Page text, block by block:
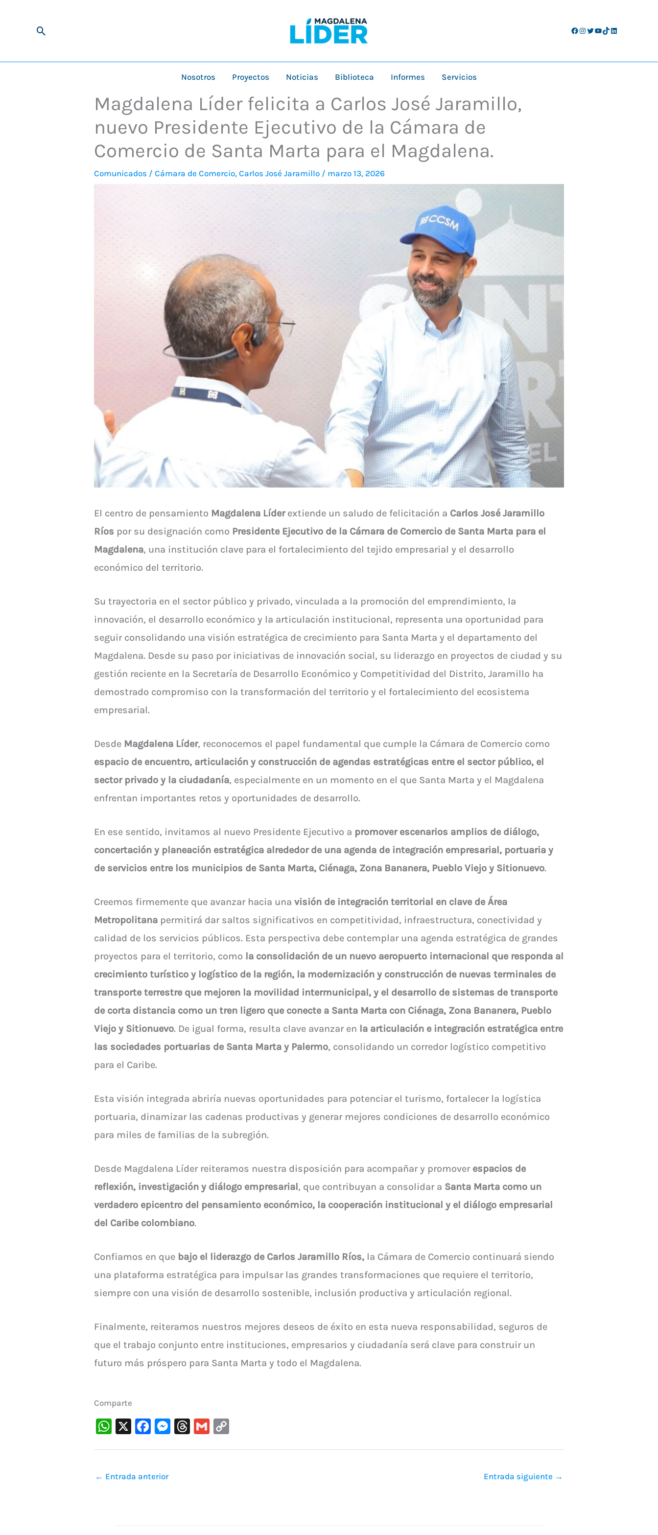
Buscar Facebook
Instagram
Twitter
YouTube
TikTok
LinkedIn
Nosotros Proyectos Noticias Biblioteca Informes Servicios
Magdalena Líder felicita a Carlos José Jaramillo,
nuevo Presidente Ejecutivo de la Cámara de
Comercio de Santa Marta para el Magdalena.
Comunicados / Cámara de Comercio, Carlos José Jaramillo / marzo 13, 2026
El centro de pensamiento Magdalena Líderextiende un saludo de felicitación a Carlos José Jaramillo
Ríos por su designación como Presidente Ejecutivo de la Cámara de Comercio de Santa Marta para el
Magdalena, una institución clave para el fortalecimiento del tejido empresarial y el desarrollo
económico del territorio.
Su trayectoria en el sector público y privado, vinculada a la promoción del emprendimiento, la
innovación, el desarrollo económico y la articulación institucional, representa una oportunidad para
seguir consolidando una visión estratégica de crecimiento para Santa Marta y el departamento del
Magdalena. Desde su paso por iniciativas de innovación social, su liderazgo en proyectos de ciudad y su
gestión reciente en la Secretaría de Desarrollo Económico y Competitividad del Distrito, Jaramillo ha
demostrado compromiso con la transformación del territorio y el fortalecimiento del ecosistema
empresarial.
Desde Magdalena Líder, reconocemos el papel fundamental que cumple la Cámara de Comercio como
espacio de encuentro, articulación y construcción de agendas estratégicas entre el sector público, el
sector privado y la ciudadanía, especialmente en un momento en el que Santa Marta y el Magdalena
enfrentan importantes retos y oportunidades de desarrollo.
En ese sentido, invitamos al nuevo Presidente Ejecutivo a promover escenarios amplios de diálogo,
concertación y planeación estratégica alrededor de una agenda de integración empresarial, portuaria y
de servicios entre los municipios de Santa Marta, Ciénaga, Zona Bananera, Pueblo Viejo y Sitionuevo.
Creemos firmemente que avanzar hacia una visión de integración territorial en clave de Área
Metropolitana permitirá dar saltos significativos en competitividad, infraestructura, conectividad y
calidad de los servicios públicos. Esta perspectiva debe contemplar una agenda estratégica de grandes
proyectos para el territorio, como la consolidación de un nuevo aeropuerto internacional que responda al
crecimiento turístico y logístico de la región, la modernización y construcción de nuevas terminales de
transporte terrestre que mejoren la movilidad intermunicipal, y el desarrollo de sistemas de transporte
de corta distancia como un tren ligero que conecte a Santa Marta con Ciénaga, Zona Bananera, Pueblo
Viejo y Sitionuevo. De igual forma, resulta clave avanzar en la articulación e integración estratégica entre
las sociedades portuarias de Santa Marta y Palermo, consolidando un corredor logístico competitivo
para el Caribe.
Esta visión integrada abriría nuevas oportunidades para potenciar el turismo, fortalecer la logística
portuaria, dinamizar las cadenas productivas y generar mejores condiciones de desarrollo económico
para miles de familias de la subregión.
Desde Magdalena Líder reiteramos nuestra disposición para acompañar y promover espacios de
reflexión, investigación y diálogo empresarial, que contribuyan a consolidar a Santa Marta como un
verdadero epicentro del pensamiento económico, la cooperación institucional y el diálogo empresarial
del Caribe colombiano.
Confiamos en que bajo el liderazgo de Carlos Jaramillo Ríos, la Cámara de Comercio continuará siendo
una plataforma estratégica para impulsar las grandes transformaciones que requiere el territorio,
siempre con una visión de desarrollo sostenible, inclusión productiva y articulación regional.
Finalmente, reiteramos nuestros mejores deseos de éxito en esta nueva responsabilidad, seguros de
que el trabajo conjunto entre instituciones, empresarios y ciudadanía será clave para construir un
futuro más próspero para Santa Marta y todo el Magdalena.
Comparte
W
s
X
F
e
M T
G
← Entrada anterior Entrada siguiente →